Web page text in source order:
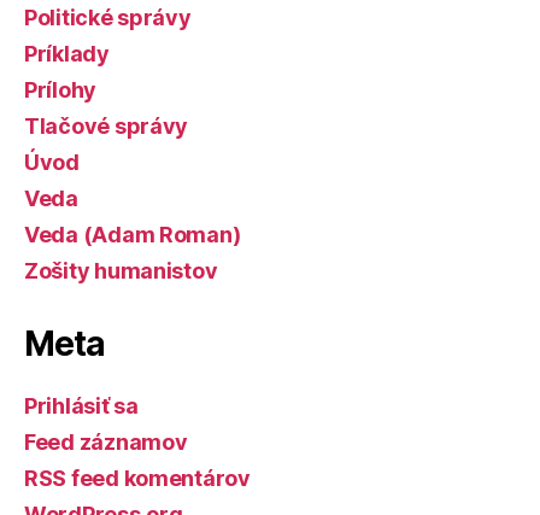
Politické správy
Príklady
Prílohy
Tlačové správy
Úvod
Veda
Veda (Adam Roman)
Zošity humanistov
Meta
Prihlásiť sa
Feed záznamov
RSS feed komentárov